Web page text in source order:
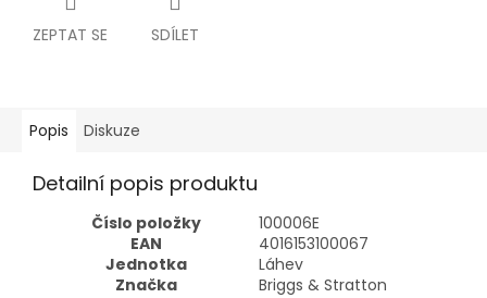
ZEPTAT SE SDÍLET
Popis Diskuze
Detailní popis produktu
Číslo položky
100006E
EAN
4016153100067
Jednotka
Láhev
Značka
Briggs & Stratton